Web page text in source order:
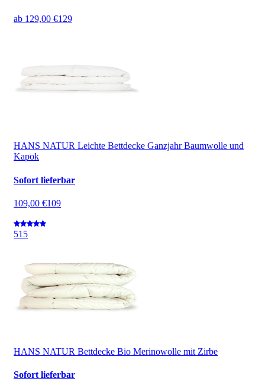
ab 129,00 €129
HANS NATUR Leichte Bettdecke Ganzjahr Baumwolle und
Kapok
Sofort lieferbar
109,00 €109
515
HANS NATUR Bettdecke Bio Merinowolle mit Zirbe
Sofort lieferbar